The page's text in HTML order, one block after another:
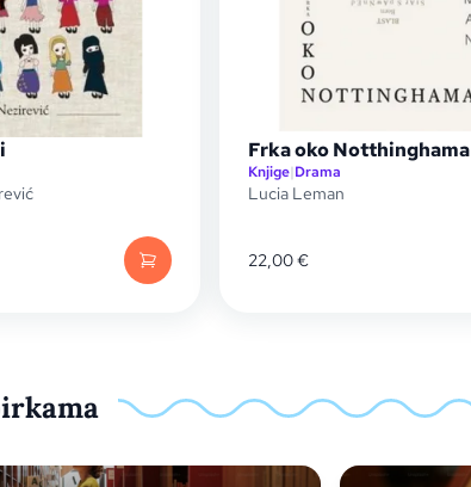
Frka oko Notthinghama
Knjige|Drama
Lucia Leman
22,00€